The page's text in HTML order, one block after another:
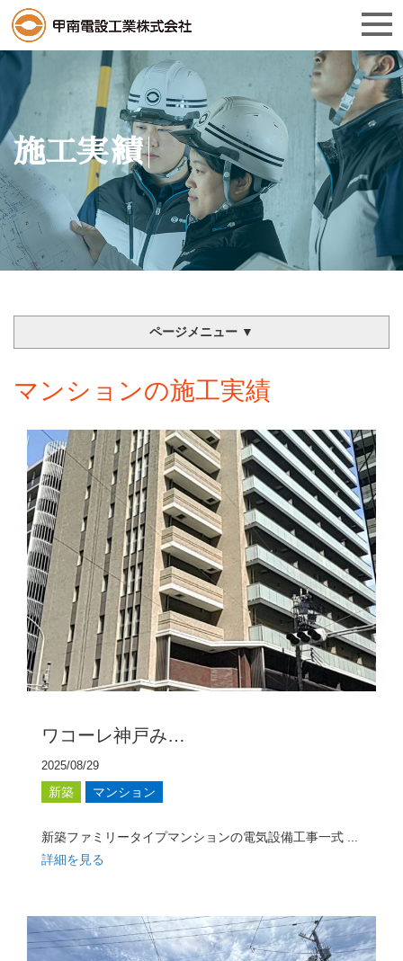
施工実績
ページメニュー ▼
マンションの施工実績
ワコーレ神戸み…
2025/08/29
新築 マンション
新築ファミリータイプマンションの電気設備工事一式 ...
詳細を見る